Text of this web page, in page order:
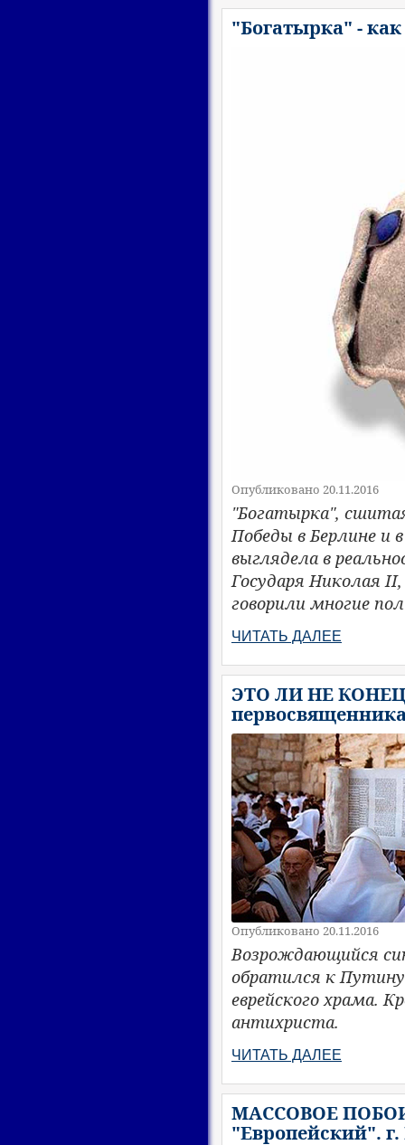
"Богатырка" -
Опубликовано 20.11.2016
"Богатырка",
Победы в Берлине и
выглядела в
Государя Николая
говорили многие
ЧИТАТЬ ДАЛЕЕ
ЭТО ЛИ НЕ КОНЕЦ
Опубликовано 20.11.2016
Возрождающийся
обратился к
еврейского храма.
антихриста.
ЧИТАТЬ ДАЛЕЕ
МАССОВОЕ
"Европейский".